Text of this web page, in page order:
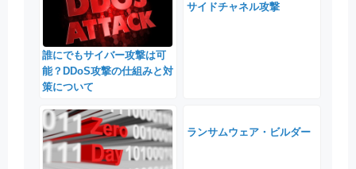
誰にでもサイバー攻撃は可
能？DDoS攻撃の仕組みと対
策について
サイドチャネル攻撃
ランサムウェア・ビルダー